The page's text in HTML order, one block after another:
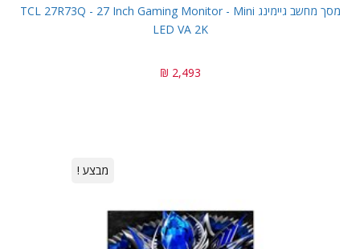
מסך מחשב גיימינג TCL 27R73Q - 27 Inch Gaming Monitor - Mini
LED VA 2K
2,493 ₪
מבצע !